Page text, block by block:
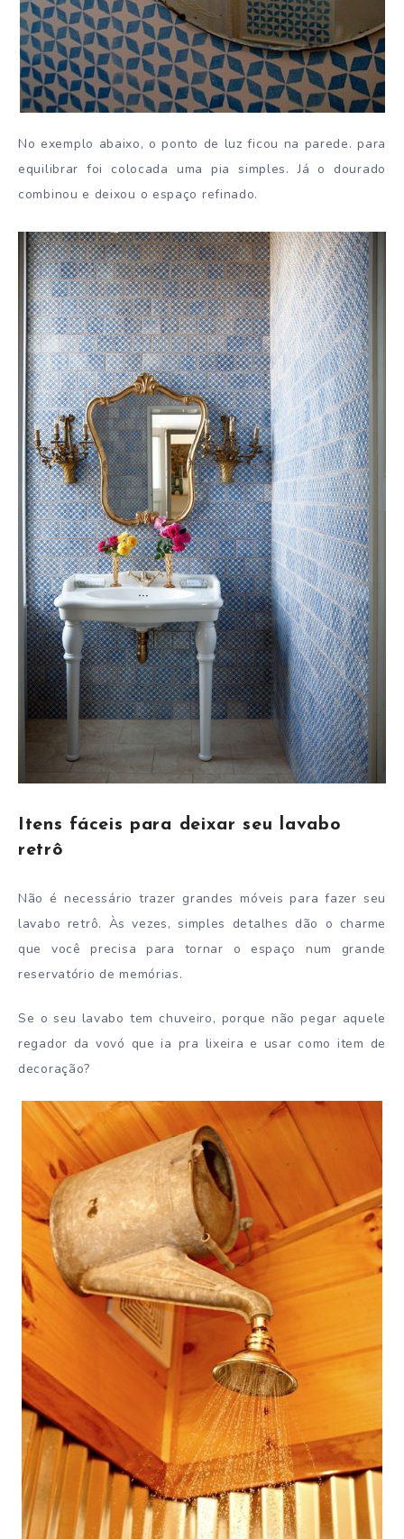
No exemplo abaixo, o ponto de luz ficou na parede. para
equilibrar foi colocada uma pia simples. Já o dourado
combinou e deixou o espaço refinado.
Itens fáceis para deixar seu lavabo
retrô
Não é necessário trazer grandes móveis para fazer seu
lavabo retrô. Às vezes, simples detalhes dão o charme
que você precisa para tornar o espaço num grande
reservatório de memórias.
Se o seu lavabo tem chuveiro, porque não pegar aquele
regador da vovó que ia pra lixeira e usar como item de
decoração?